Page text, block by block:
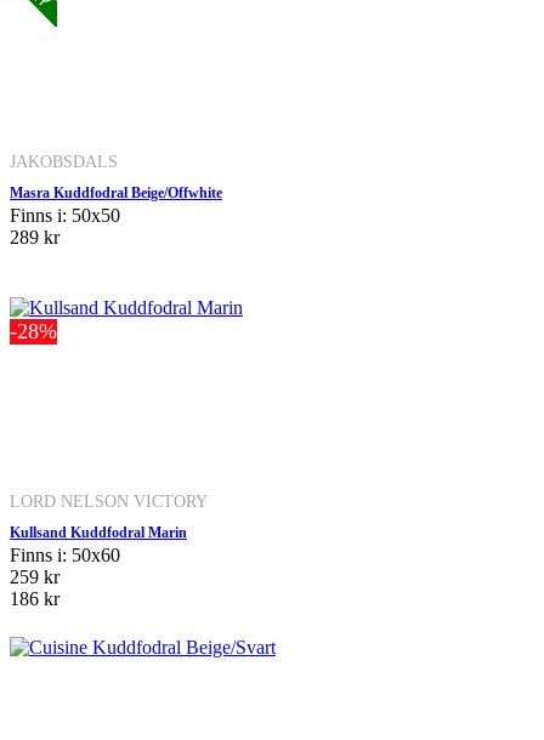
JAKOBSDALS
Masra Kuddfodral Beige/Offwhite
Finns i: 50x50
289 kr
-28%
LORD NELSON VICTORY
Kullsand Kuddfodral Marin
Finns i: 50x60
259 kr
186 kr